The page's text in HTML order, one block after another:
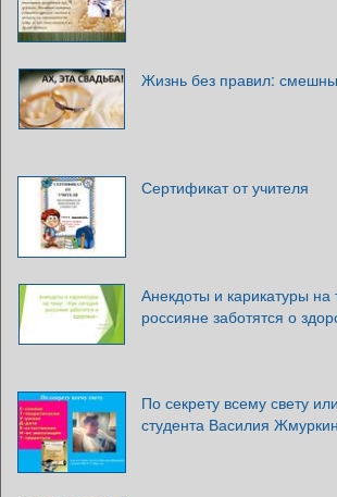
Жизнь без правил:
Сертификат от учителя
Анекдоты и карикатуры на
россияне заботятся о
По секрету всему свету
студента Василия